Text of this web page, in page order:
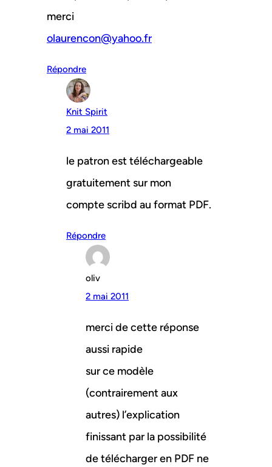
merci
olaurencon@yahoo.fr
Répondre
Knit Spirit
2 mai 2011
le patron est téléchargeable
gratuitement sur mon
compte scribd au format PDF.
Répondre
oliv
2 mai 2011
merci de cette réponse
aussi rapide
sur ce modèle
(contrairement aux
autres) l’explication
finissant par la possibilité
de télécharger en PDF ne